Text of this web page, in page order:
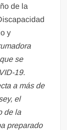
de la
y
se
19.
a más de
el
de la
preparado